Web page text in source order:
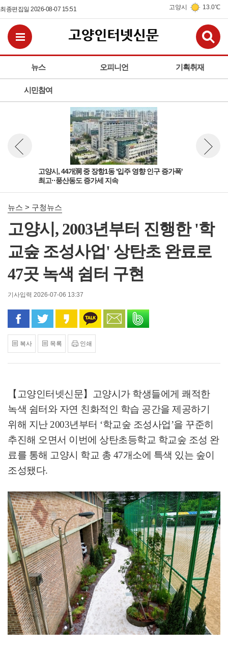
최종편집일 2026-08-07 15:51 고양시 13.0℃
뉴스 오피니언 기획취재
시민참여
전체메뉴보기
고양시, 44개洞 중 장항1동 '입주 영향 인구 증가폭'
최고··풍산동도 증가세 지속
뉴스 이전보기
뉴스 > 구청뉴스
고양시, 2003년부터 진행한 '학
교숲 조성사업' 상탄초 완료로
47곳 녹색 쉼터 구현
기사입력 2026-07-06 13:37
페이스북으로 공유
트위터로 공유카카오 스토리로 공유
카카오톡으로 공유
문자로 공유
복사 목록 인쇄
【고양인터넷신문】
고양시가 학생들에게 쾌적한
녹색 쉼터와 자연 친화적인 학습 공간을 제공하기
위해 지난 2003년부터 ‘학교숲 조성사업’을 꾸준히
추진해 오면서 이번에 상탄초등학교 학교숲 조성 완
료를 통해 고양시 학교 총 47개소에 특색 있는 숲이
조성됐다.